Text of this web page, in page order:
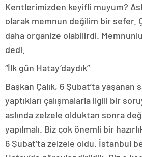
Kentlerimizden keyifli muyum?
olarak memnun değilim bir sefer.
daha organize olabilirdi.
dedi.
“İlk gün Hatay’daydık”
Başkan Çalık, 6 Şubat’ta yaşanan
yaptıkları çalışmalarla ilgili bir
aslında zelzele olduktan sonra
yapılmalı. Biz çok önemli bir
6 Şubat’ta zelzele oldu. İstanbul